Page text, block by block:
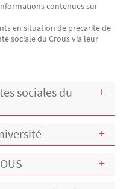
contenues sur
en situation de précarité de
sociale du Crous via leur
sociales du